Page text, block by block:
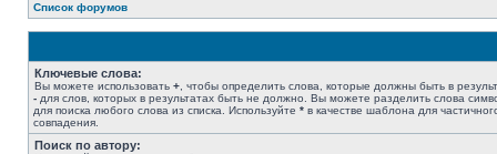
Список форумов
Ключевые слова:
Вы можете использовать + , чтобы определить слова, которые должны быть в
- для слов, которых в результатах быть не должно. Вы можете разделить слова
для поиска любого слова из списка. Используйте * в качестве шаблона для
совпадения.
Поиск по автору: